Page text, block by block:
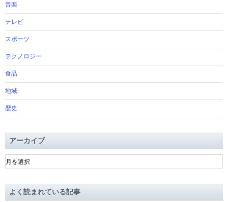
音楽
テレビ
スポーツ
テクノロジー
食品
地域
歴史
アーカイブ
ア
ー
ブよく読まれている記事